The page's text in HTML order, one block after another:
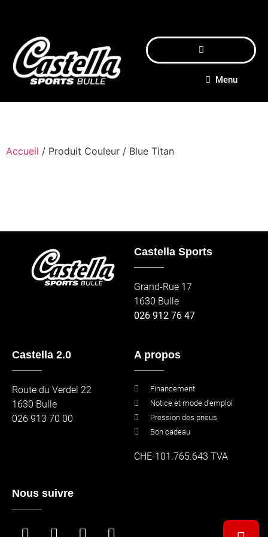
Menu
Accueil / Produit Couleur / Blue Titan
Castella Sports
Grand-Rue 17
1630 Bulle
026 912 76 47
Castella 2.0
Route du Verdel 22
1630 Bulle
026 913 70 00
A propos
Financement
Notice et mode d'emploi
Pression des pneus
Bon cadeau
CHE-101.765.643 TVA
Nous suivre